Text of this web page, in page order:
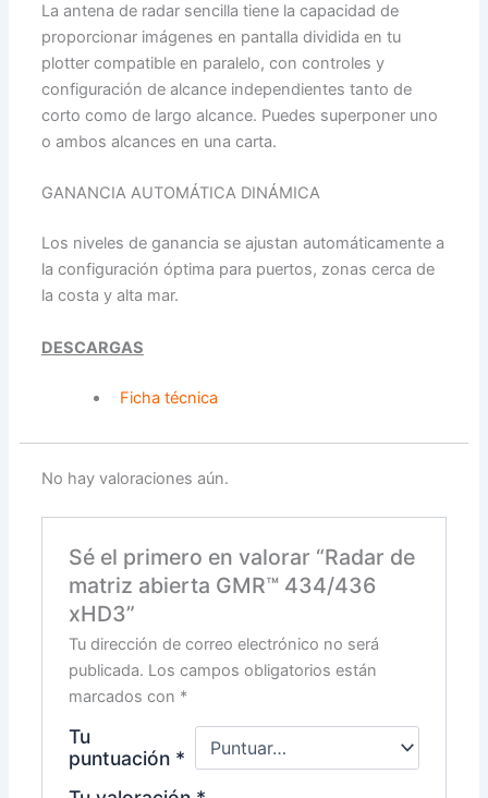
La antena de radar sencilla tiene la capacidad de
proporcionar imágenes en pantalla dividida en tu
plotter compatible en paralelo, con controles y
configuración de alcance independientes tanto de
corto como de largo alcance. Puedes superponer uno
o ambos alcances en una carta.
GANANCIA AUTOMÁTICA DINÁMICA
Los niveles de ganancia se ajustan automáticamente a
la configuración óptima para puertos, zonas cerca de
la costa y alta mar.
DESCARGAS
Ficha técnica
No hay valoraciones aún.
Sé el primero en valorar “Radar de
matriz abierta GMR™ 434/436
xHD3”
Tu dirección de correo electrónico no será
publicada. Los campos obligatorios están
marcados con *
Tu
puntuación *